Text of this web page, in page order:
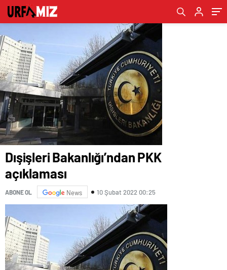
Dışişleri Bakanlığı’ndan PKK
açıklaması
ABONE OL News 10 Şubat 2022 00:25